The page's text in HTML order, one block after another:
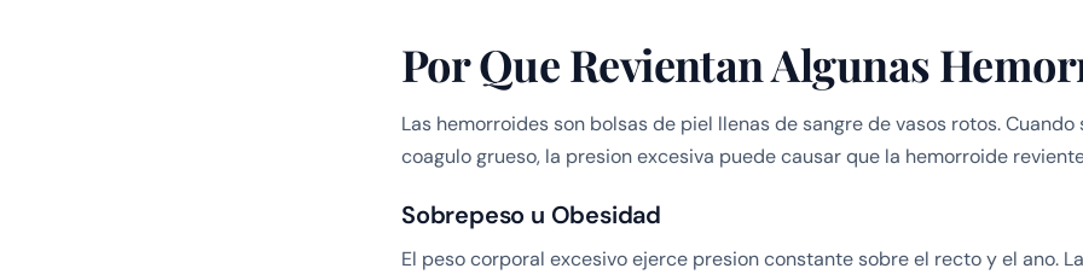
Por Que Revientan Algunas
Las hemorroides son bolsas de piel llenas de sangre de vasos rotos. Cuando
coagulo grueso, la presion excesiva puede causar que la hemorroide
Sobrepeso u Obesidad
El peso corporal excesivo ejerce presion constante sobre el recto y el ano.